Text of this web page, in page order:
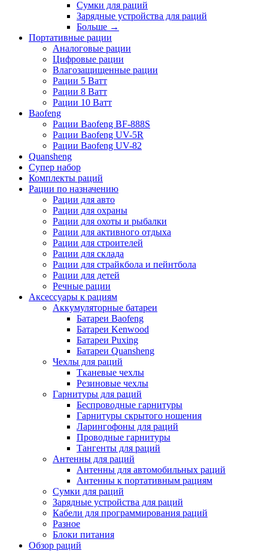
Сумки для раций
Зарядные устройства для раций
Больше →
Портативные рации
Аналоговые рации
Цифровые рации
Влагозащищенные рации
Рации 5 Ватт
Рации 8 Ватт
Рации 10 Ватт
Baofeng
Рации Baofeng BF-888S
Рации Baofeng UV-5R
Рации Baofeng UV-82
Quansheng
Супер набор
Комплекты раций
Рации по назначению
Рации для авто
Рации для охраны
Рации для охоты и рыбалки
Рации для активного отдыха
Рации для строителей
Рации для склада
Рации для страйкбола и пейнтбола
Рации для детей
Речные рации
Аксессуары к рациям
Аккумуляторные батареи
Батареи Baofeng
Батареи Kenwood
Батареи Puxing
Батареи Quansheng
Чехлы для раций
Тканевые чехлы
Резиновые чехлы
Гарнитуры для раций
Беспроводные гарнитуры
Гарнитуры скрытого ношения
Ларингофоны для раций
Проводные гарнитуры
Тангенты для раций
Антенны для раций
Антенны для автомобильных раций
Антенны к портативным рациям
Сумки для раций
Зарядные устройства для раций
Кабели для программирования раций
Разное
Блоки питания
Обзор раций